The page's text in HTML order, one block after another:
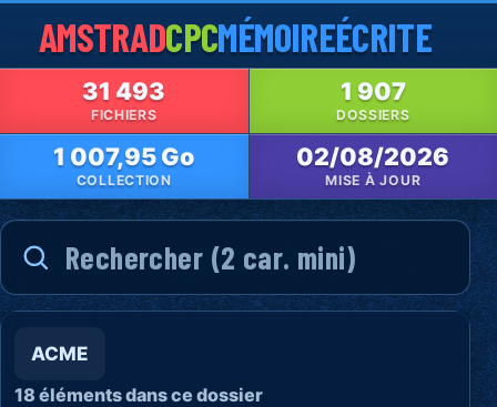
AMSTRADCPCMÉMOIREÉCRITE
31 493
FICHIERS
1 907
DOSSIERS
1 007,95 Go
COLLECTION
02/08/2026
MISE À JOUR
ACME
18 éléments dans ce dossier